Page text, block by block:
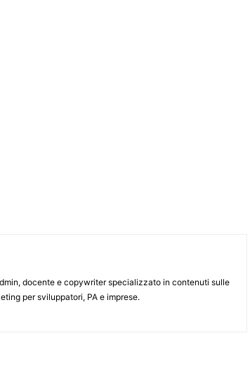
docente e copywriter specializzato in contenuti sulle
per sviluppatori, PA e imprese.